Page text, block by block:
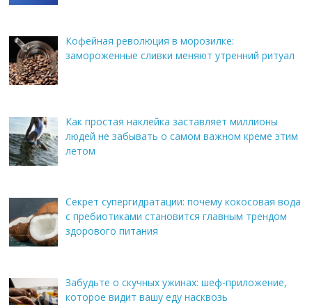
Кофейная революция в морозилке:
замороженные сливки меняют утренний ритуал
Как простая наклейка заставляет миллионы
людей не забывать о самом важном креме этим
летом
Секрет супергидратации: почему кокосовая вода
с пребиотиками становится главным трендом
здорового питания
Забудьте о скучных ужинах: шеф-приложение,
которое видит вашу еду насквозь